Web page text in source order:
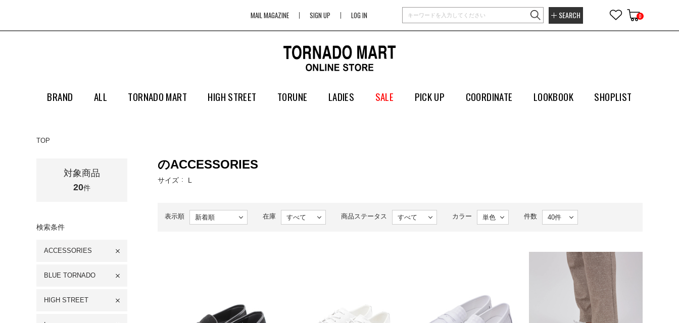
MAIL MAGAZINE SIGN UP LOG IN SEARCH 0
BRAND ALL TORNADO MART HIGH STREET TORUNE LADIES SALE PICK UP COORDINATE LOOKBOOK SHOPLIST
TOP
対象商品
20件
検索条件
ACCESSORIES
BLUE TORNADO
HIGH STREET
のACCESSORIES
サイズ L
表示順 在庫 商品ステータス カラー 件数